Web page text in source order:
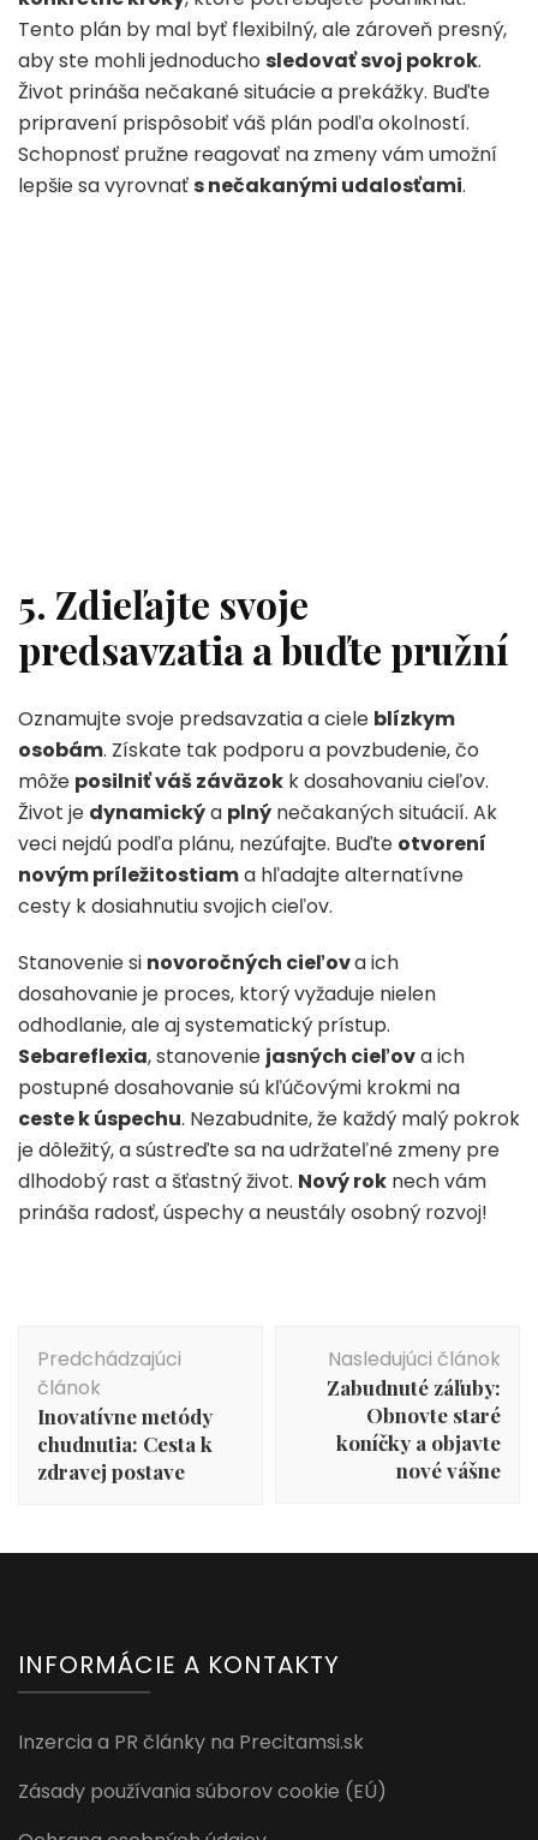
Tento plán by mal byť flexibilný, ale zároveň presný,
aby ste mohli jednoducho sledovať svoj pokrok.
Život prináša nečakané situácie a prekážky. Buďte
pripravení prispôsobiť váš plán podľa okolností.
Schopnosť pružne reagovať na zmeny vám umožní
lepšie sa vyrovnaťs nečakanými udalosťami.
5. Zdieľajte svoje
predsavzatia a buďte pružní
Oznamujte svoje predsavzatia a ciele blízkym
osobám. Získate tak podporu a povzbudenie, čo
môže posilniť váš záväzok k dosahovaniu cieľov.
Život je dynamickýa plný nečakaných situácií. Ak
veci nejdú podľa plánu, nezúfajte. Buďte otvorení
novým príležitostiama hľadajte alternatívne
cesty k dosiahnutiu svojich cieľov.
Stanovenie si novoročných cieľova ich
dosahovanie je proces, ktorý vyžaduje nielen
odhodlanie, ale aj systematický prístup.
Sebareflexia, stanovenie jasných cieľova ich
postupné dosahovanie sú kľúčovými krokmi na
ceste k úspechu. Nezabudnite, že každý malý pokrok
je dôležitý, a sústreďte sa na udržateľné zmeny pre
dlhodobý rast a šťastný život. Nový rok nech vám
prináša radosť, úspechy a neustály osobný rozvoj!
Navigácia
článku
Predchádzajúci
článok
Inovatívne metódy
chudnutia: Cesta k
zdravej postave
Nasledujúci článok
Zabudnuté záľuby:
Obnovte staré
koníčky a objavte
nové vášne
INFORMÁCIE A KONTAKTY
Inzercia a PR články na Precitamsi.sk
Zásady používania súborov cookie (EÚ)